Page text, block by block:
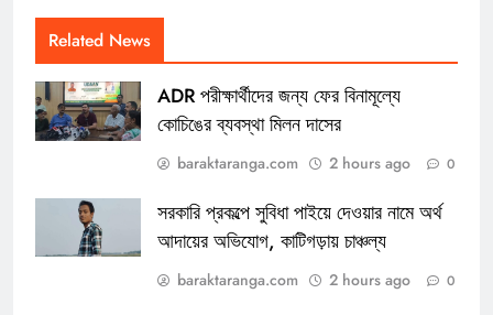
Related News
ADR পরীক্ষার্থীদের জন্য ফের বিনামূল্যে
কোচিঙের ব্যবস্থা মিলন দাসের
baraktaranga.com 2 hours ago 0
সরকারি প্রকল্পে সুবিধা পাইয়ে দেওয়ার নামে অর্থ
আদায়ের অভিযোগ, কাটিগড়ায় চাঞ্চল্য
baraktaranga.com 2 hours ago 0